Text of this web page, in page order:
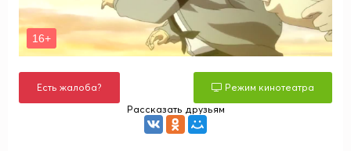
Есть жалоба?
Режим кинотеатра
Рассказать друзьям